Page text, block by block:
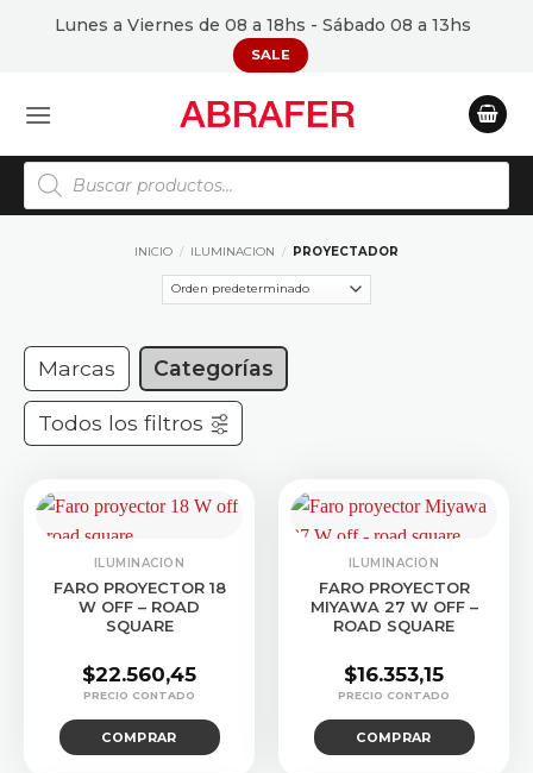
Lunes a Viernes de 08 a 18hs - Sábado 08 a 13hs
SALE
Búsqueda
de
productos
INICIO / ILUMINACION / PROYECTADOR
Marcas Categorías
Todos los filtros
ILUMINACION
FARO PROYECTOR 18
W OFF – ROAD
SQUARE
$22.560,45
COMPRAR
ILUMINACION
FARO PROYECTOR
MIYAWA 27 W OFF –
ROAD SQUARE
$16.353,15
COMPRAR